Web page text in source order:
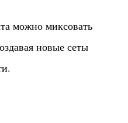
можно миксовать
новые сеты